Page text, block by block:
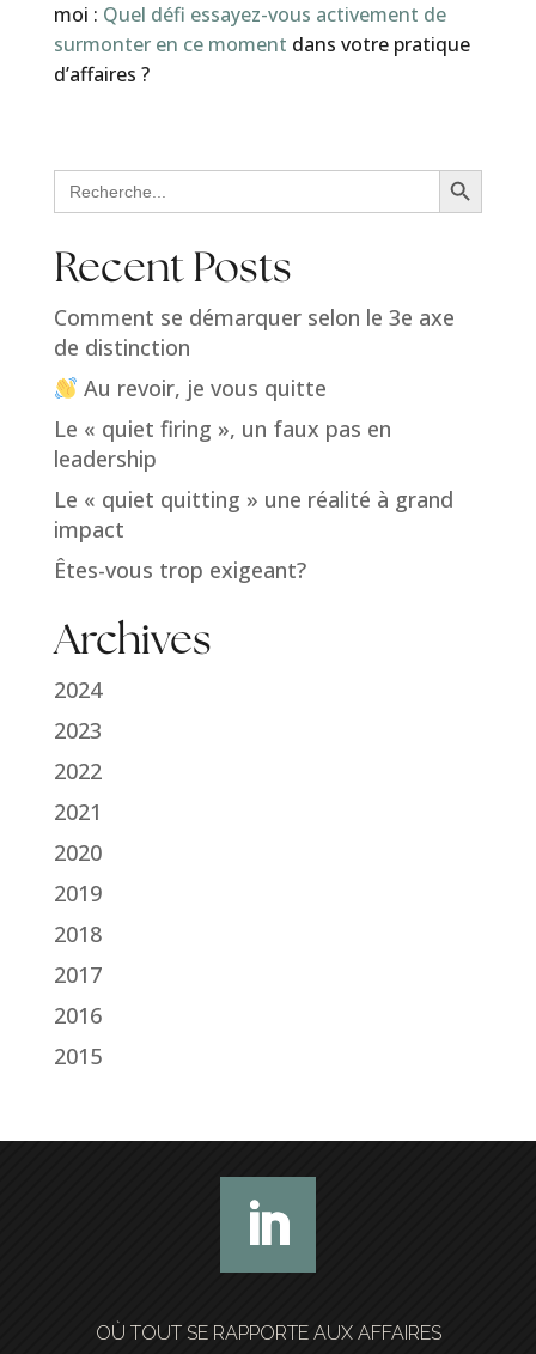
moi : Quel défi essayez-vous activement de
surmonter en ce moment dans votre pratique
d’affaires ?
Search
for:
Search Button
Recent Posts
Comment se démarquer selon le 3e axe
de distinction
Au revoir, je vous quitte
Le « quiet firing », un faux pas en
leadership
Le « quiet quitting » une réalité à grand
impact
Êtes-vous trop exigeant?
Archives
2024
2023
2022
2021
2020
2019
2018
2017
2016
2015
OÙ TOUT SE RAPPORTE AUX AFFAIRES